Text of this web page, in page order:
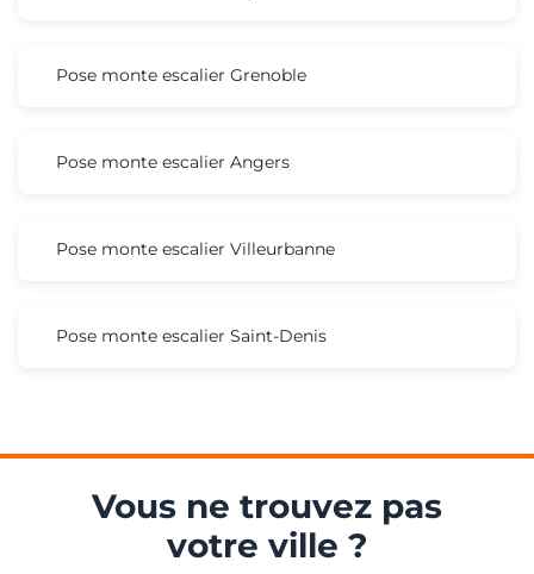
Pose monte escalier Grenoble
Pose monte escalier Angers
Pose monte escalier Villeurbanne
Pose monte escalier Saint-Denis
Vous ne trouvez pas
votre ville ?